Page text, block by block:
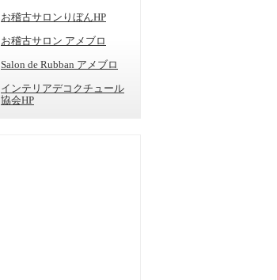
お稽古サロンりぼんHP
お稽古サロン アメブロ
Salon de Rubban アメブロ
インテリアデコクチュール
協会HP